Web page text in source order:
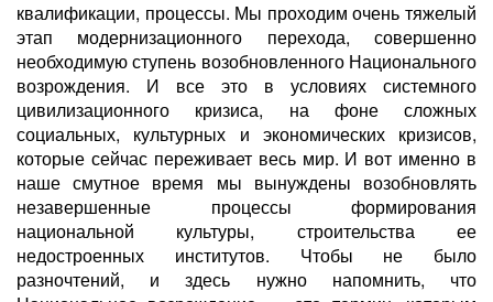
квалификации, процессы. Мы проходим очень тяжелый
этап модернизационного перехода, совершенно
необходимую ступень возобновленного Национального
возрождения. И все это в условиях системного
цивилизационного кризиса, на фоне сложных
социальных, культурных и экономических кризисов,
которые сейчас переживает весь мир. И вот именно в
наше смутное время мы вынуждены возобновлять
незавершенные процессы формирования
национальной культуры, строительства ее
недостроенных институтов. Чтобы не было
разночтений, и здесь нужно напомнить, что